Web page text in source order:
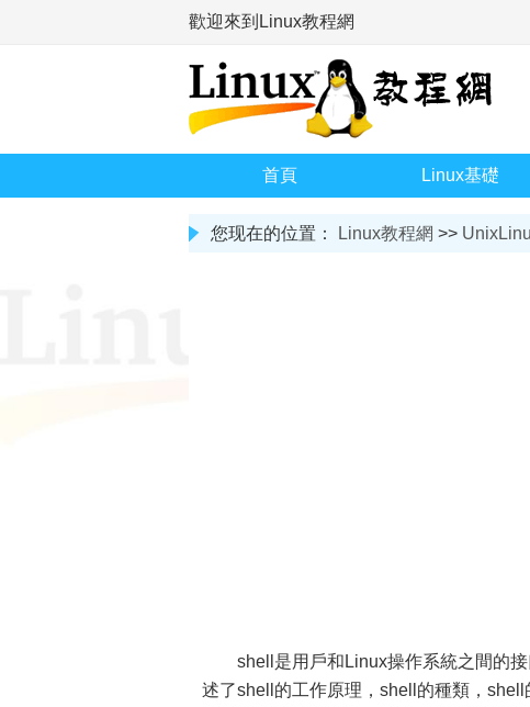
歡迎來到Linux教程網
首頁 Linux基礎
您现在的位置： Linux教程網 >>
shell是用戶和Linux操作系統之間的
述了shell的工作原理，shell的種類，